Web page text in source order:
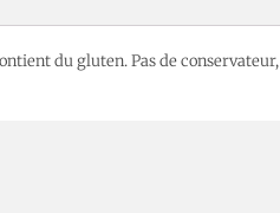
du gluten. Pas de conservateur,